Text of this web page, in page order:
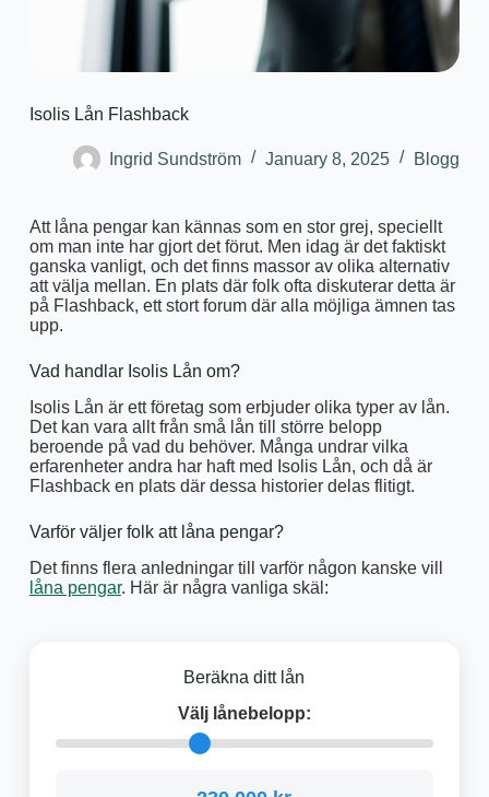
Isolis Lån Flashback
Ingrid Sundström January 8, 2025 Blogg
Att låna pengar kan kännas som en stor grej, speciellt
om man inte har gjort det förut. Men idag är det faktiskt
ganska vanligt, och det finns massor av olika alternativ
att välja mellan. En plats där folk ofta diskuterar detta är
på Flashback, ett stort forum där alla möjliga ämnen tas
upp.
Vad handlar Isolis Lån om?
Isolis Lån är ett företag som erbjuder olika typer av lån.
Det kan vara allt från små lån till större belopp
beroende på vad du behöver. Många undrar vilka
erfarenheter andra har haft med Isolis Lån, och då är
Flashback en plats där dessa historier delas flitigt.
Varför väljer folk att låna pengar?
Det finns flera anledningar till varför någon kanske vill
låna pengar. Här är några vanliga skäl:
Beräkna ditt lån
Välj lånebelopp: